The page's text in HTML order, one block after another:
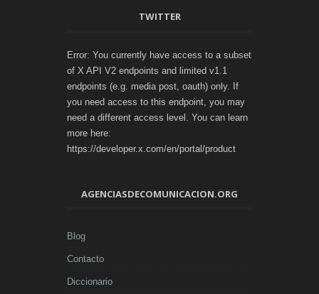
TWITTER
Error: You currently have access to a subset
of X API V2 endpoints and limited v1.1
endpoints (e.g. media post, oauth) only. If
you need access to this endpoint, you may
need a different access level. You can learn
more here:
https://developer.x.com/en/portal/product
AGENCIASDECOMUNICACION.ORG
Blog
Contacto
Diccionario